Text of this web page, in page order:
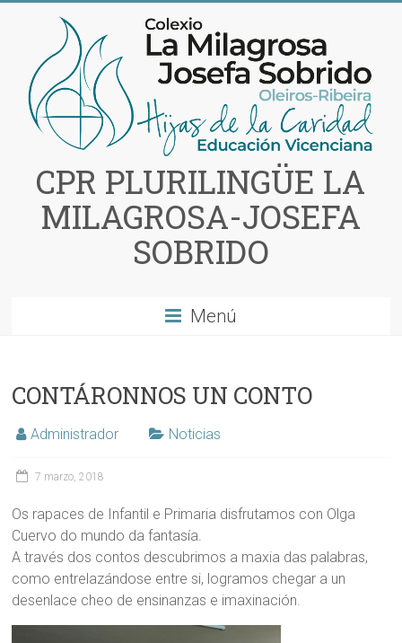
contenido
CPR PLURILINGÜE LA
MILAGROSA-JOSEFA
SOBRIDO
Menú
CONTÁRONNOS UN CONTO
Administrador Noticias
7 marzo, 2018
Os rapaces de Infantil e Primaria disfrutamos con Olga
Cuervo do mundo da fantasía.
A través dos contos descubrimos a maxia das palabras,
como entrelazándose entre si, logramos chegar a un
desenlace cheo de ensinanzas e imaxinación.